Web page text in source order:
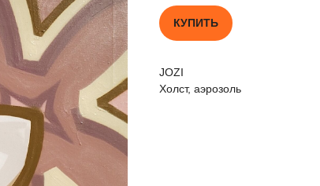
КУПИТЬ
JOZI
Холст, аэрозоль